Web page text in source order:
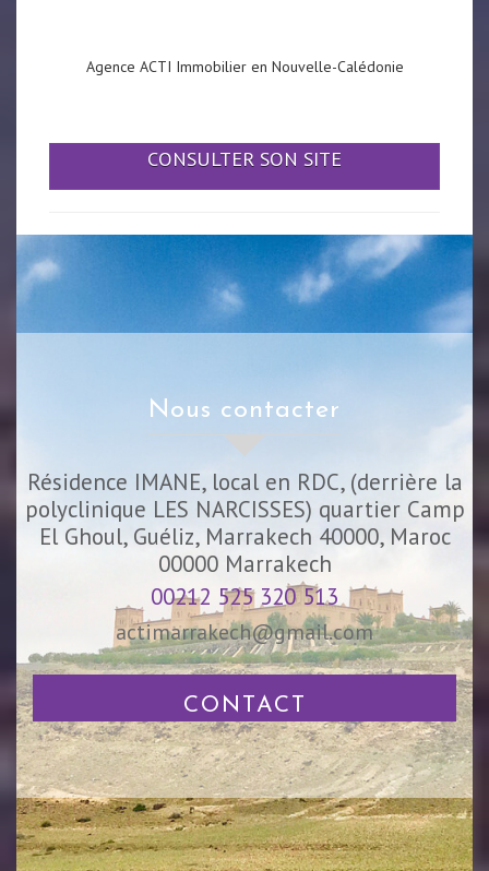
Agence ACTI Immobilier en Nouvelle-Calédonie
CONSULTER SON SITE
nous contacter
Résidence IMANE, local en RDC, (derrière la
polyclinique LES NARCISSES) quartier Camp
El Ghoul, Guéliz, Marrakech 40000, Maroc
00000 Marrakech
00212 525 320 513
actimarrakech@gmail.com
CONTACT